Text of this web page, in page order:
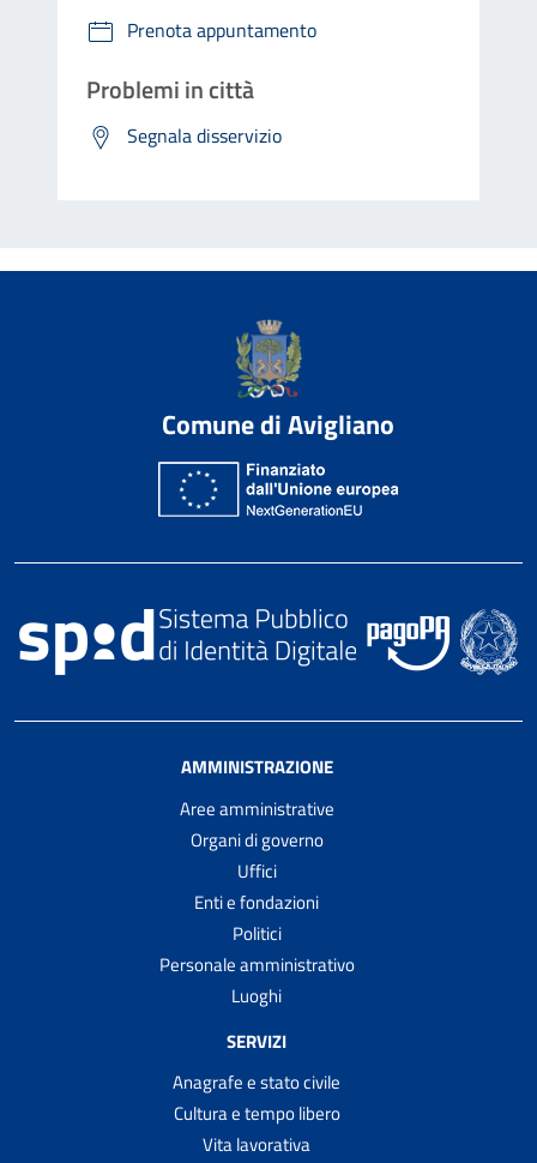
Prenota appuntamento
Problemi in città
Segnala disservizio
Comune di Avigliano
AMMINISTRAZIONE
Aree amministrative
Organi di governo
Uffici
Enti e fondazioni
Politici
Personale amministrativo
Luoghi
SERVIZI
Anagrafe e stato civile
Cultura e tempo libero
Vita lavorativa